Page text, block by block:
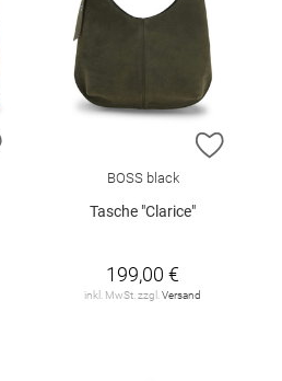
ZUR WUNSCHLISTE HINZUFÜGEN
ZUR
BOSS black
Tasche "Clarice"
199,00 €
inkl. MwSt. zzgl. Versand